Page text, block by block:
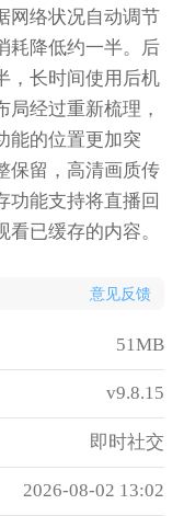
网络状况自动调节
耗降低约一半。后
，长时间使用后机
经过重新梳理，
能的位置更加突
保留，高清画质传
功能支持将直播回
已缓存的内容。
意见反馈
51MB
v9.8.15
即时社交
2026-08-02 13:02